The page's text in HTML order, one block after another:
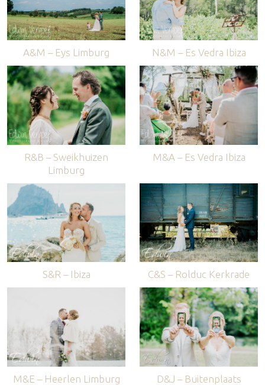
A&M – Eys Limburg N&M – Es Vedra Ibiza
R&B – Sweikhuizen
Limburg
M&A – Es Vedra Ibiza
S&R – Ibiza C&S – Rolduc Kerkrade
M&E – Heerlen Limburg
D&J – Buitenplaats